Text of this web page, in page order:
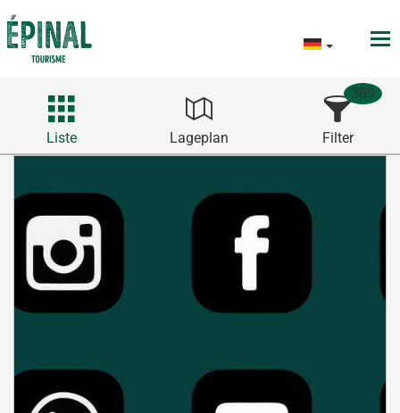
Liste Lageplan Filter
389